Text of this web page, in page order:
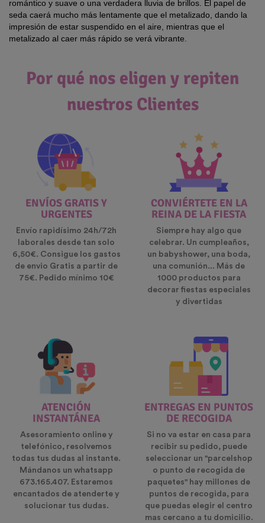
romántico y suave o una verdadera lluvia de brillos. El papel de
seda caerá mucho más lentamente que el metalizado, dando la
impresión de estar suspendido en el aire, mientras que el
metalizado al caer más rápido se verá vibrante.
Por qué nos eligen y repiten
nuestros Clientes
ENVÍOS GRATIS Y
URGENTES
Envío rapidísimo 24h/72h
laborales desde tan solo
6,50€. Consigue los gastos
de envio Gratis a partir de
75€. Pedido mínimo 10€
CONVIÉRTETE EN LA
REINA DE LA FIESTA
Siempre hay algo que
celebrar. Un cumpleaños,
un babyshower, una boda,
una comunión... Más de
1000 productos para
decorar fiestas especiales
y divertidas
ATENCIÓN
INSTANTÁNEA
Asesoramiento online y
telefónico, resolvemos
todas tus dudas al instante.
Mándanos un whatsapp
673.165.407. Estaremos
encantados de atenderte y
solucionar tus dudas.
ENTREGAS EN PUNTOS
DE RECOGIDA
Si no va estar en casa para
recibir su pedido, puede
seleccionar un "parcelshop
o punto de recogida de
paquetes" hay millones de
puntos de recogida, para
que puedas elegir el centro
mas cercano a tu domicilio.